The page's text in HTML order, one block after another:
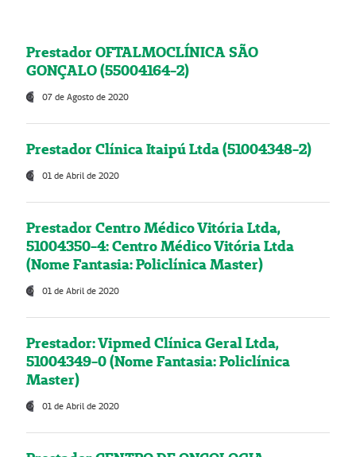
Prestador OFTALMOCLÍNICA SÃO
GONÇALO (55004164-2)
07 de Agosto de 2020
Prestador Clínica Itaipú Ltda (51004348-2)
01 de Abril de 2020
Prestador Centro Médico Vitória Ltda,
51004350-4: Centro Médico Vitória Ltda
(Nome Fantasia: Policlínica Master)
01 de Abril de 2020
Prestador: Vipmed Clínica Geral Ltda,
51004349-0 (Nome Fantasia: Policlínica
Master)
01 de Abril de 2020